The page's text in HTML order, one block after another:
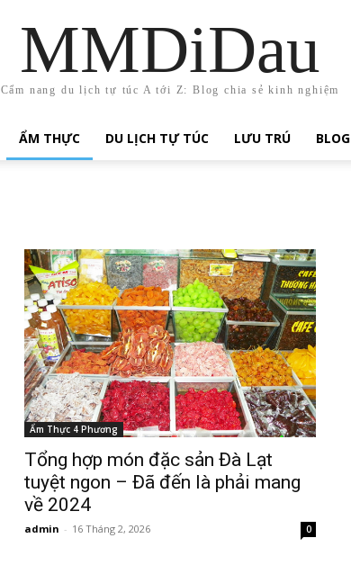
MMDiDau
Cẩm nang du lịch tự túc A tới Z: Blog chia sẻ kinh nghiệm
ẨM THỰC DU LỊCH TỰ TÚC LƯU TRÚ BLOG
Ẩm Thực 4 Phương
Tổng hợp món đặc sản Đà Lạt
tuyệt ngon – Đã đến là phải mang
về 2024
admin - 16 Tháng 2, 2026 0